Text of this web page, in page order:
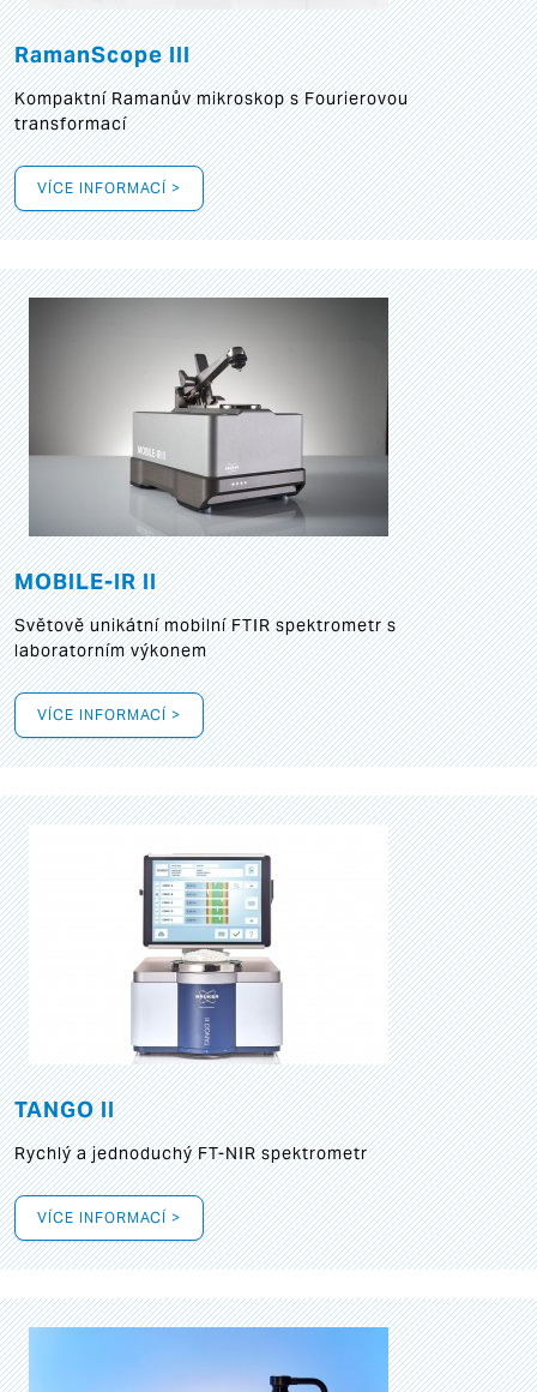
RamanScope III
Kompaktní Ramanův mikroskop s Fourierovou
transformací
VÍCE INFORMACÍ >
MOBILE-IR II
Světově unikátní mobilní FTIR spektrometr s
laboratorním výkonem
VÍCE INFORMACÍ >
TANGO II
Rychlý a jednoduchý FT-NIR spektrometr
VÍCE INFORMACÍ >